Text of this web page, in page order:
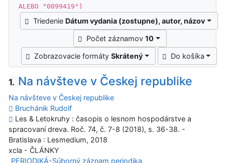
ALEBO "0099419")
Triedenie Dátum vydania (zostupne), autor, názov
Počet záznamov10
Zobrazovacie formátySkrátený Do košíka
1. Na návšteve v Českej republike
Na návšteve v Českej republike
Bruchánik Rudolf
Les & Letokruhy : časopis o lesnom hospodárstve a
spracovaní dreva. Roč. 74, č. 7-8 (2018), s. 36-38. -
Bratislava : Lesmedium, 2018
xcla - ČLÁNKY
PERIODIKÁ-Súborný záznam periodika